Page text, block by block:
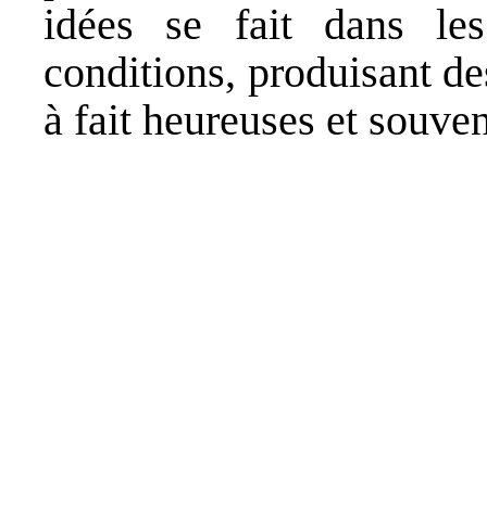
idées se fait dans les
conditions, produisant
à fait heureuses et